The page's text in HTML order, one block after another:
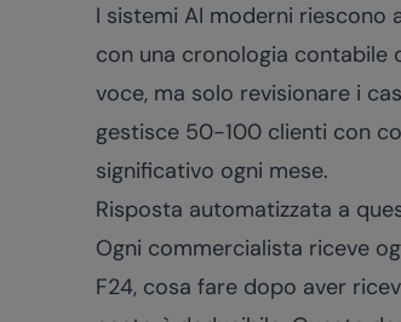
I sistemi AI moderni
con una cronologia contabile
voce, ma solo revisionare i
gestisce 50-100 clienti con
significativo ogni mese.
Risposta automatizzata a
Ogni commercialista riceve
F24, cosa fare dopo aver